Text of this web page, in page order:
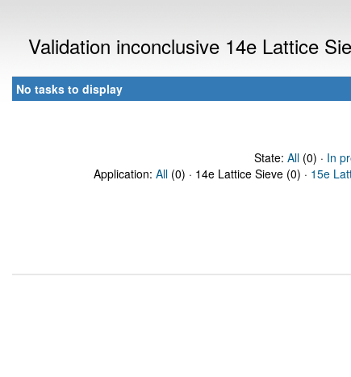
Validation inconclusive 14e Lattice
No tasks to display
State: All(0) · In
Application: All (0) · 14e Lattice Sieve (0) · 15e